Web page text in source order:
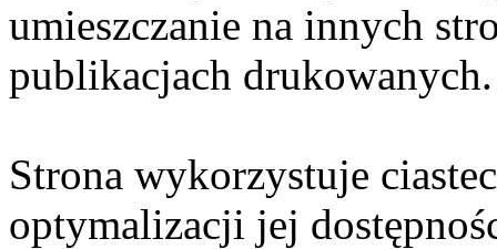
umieszczanie na innych
publikacjach drukowanych.
Strona wykorzystuje
optymalizacji jej